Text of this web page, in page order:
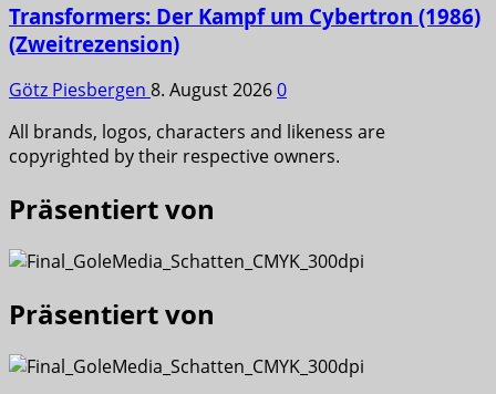
Transformers: Der Kampf um Cybertron (1986)
(Zweitrezension)
Götz Piesbergen 8. August 20260
All brands, logos, characters and likeness are
copyrighted by their respective owners.
Präsentiert von
Präsentiert von